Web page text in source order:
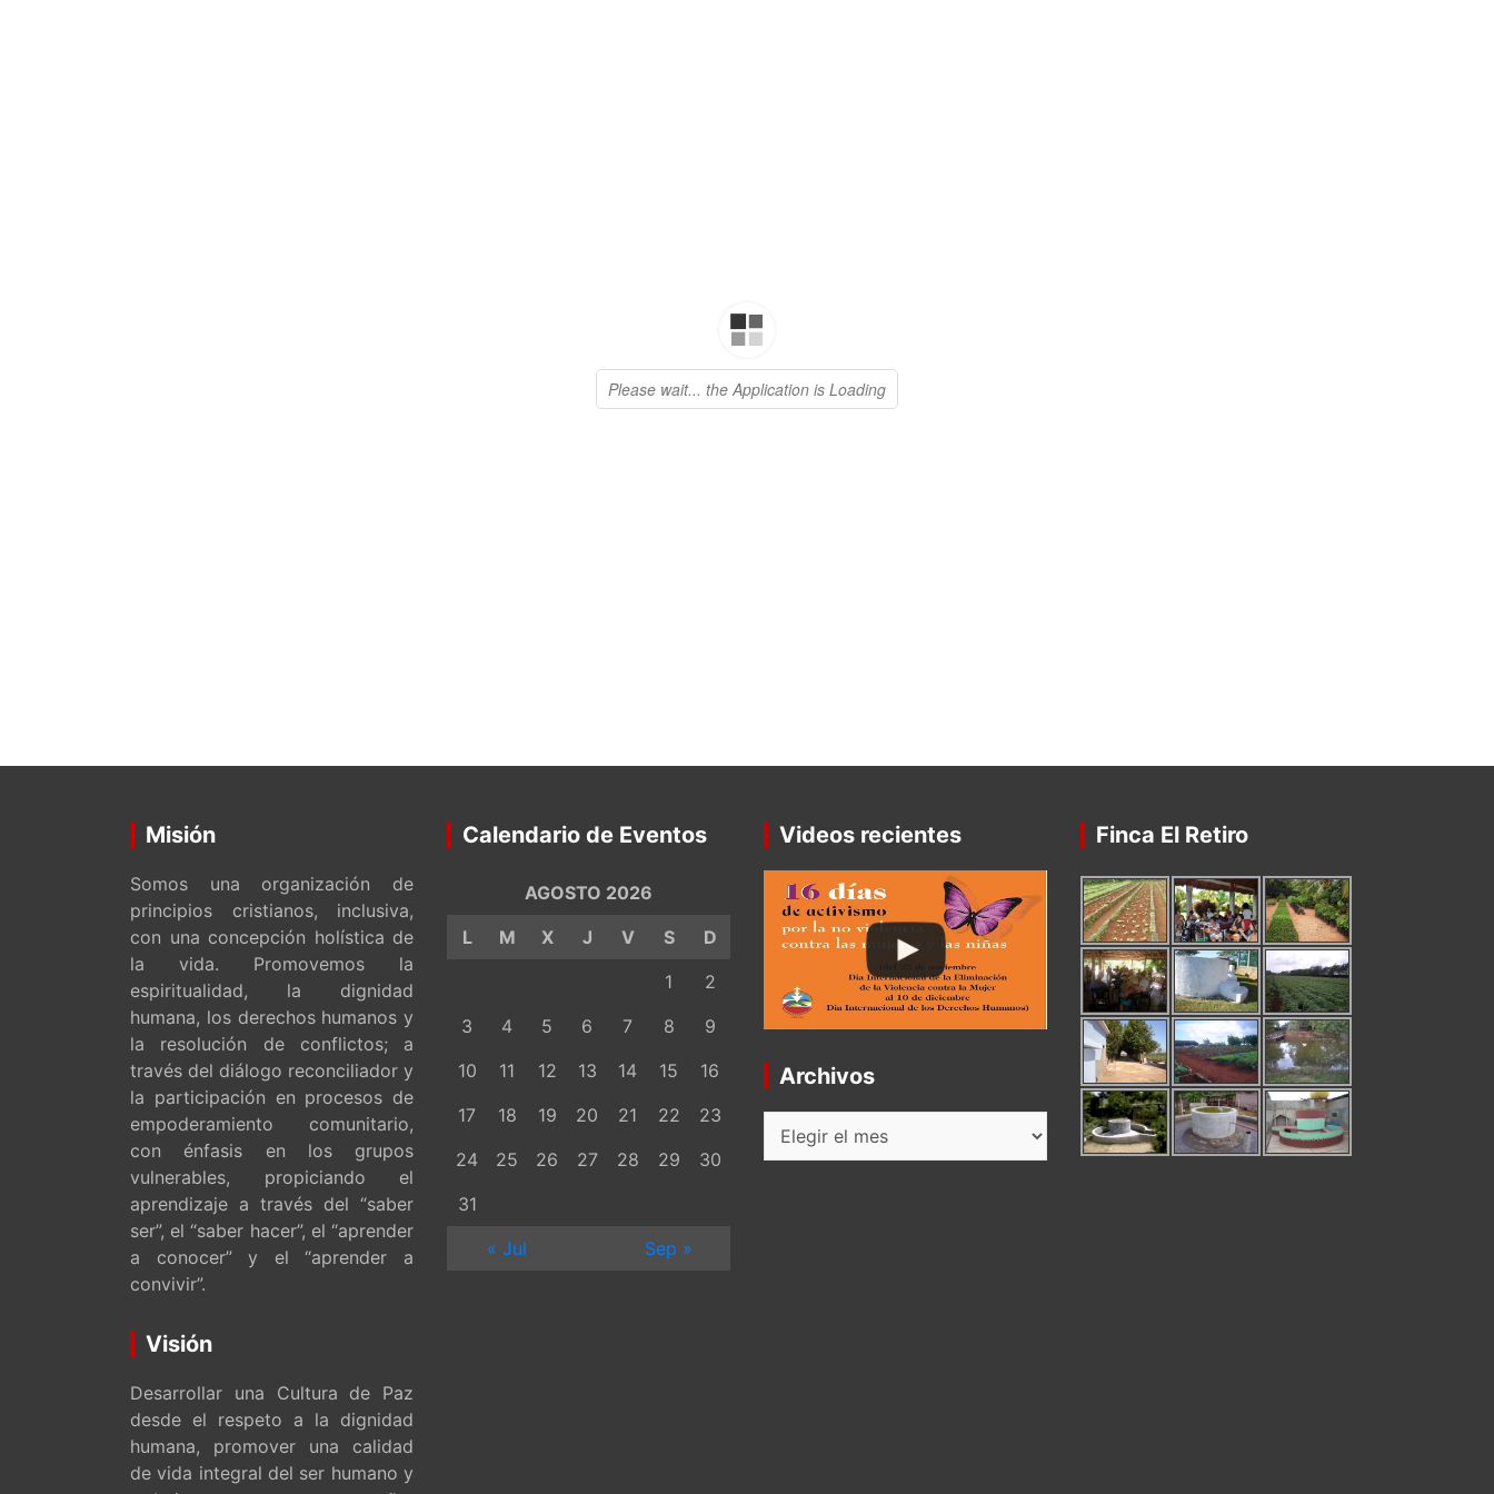
Misión
Somos una organización de
principios cristianos, inclusiva,
con una concepción holística de
la vida. Promovemos la
espiritualidad, la dignidad
humana, los derechos humanos y
la resolución de conflictos; a
través del diálogo reconciliador y
la participación en procesos de
empoderamiento comunitario,
con énfasis en los grupos
vulnerables, propiciando el
aprendizaje a través del “saber
ser”, el “saber hacer”, el “aprender
a conocer” y el “aprender a
convivir”.
Visión
Desarrollar una Cultura de Paz
desde el respeto a la dignidad
humana, promover una calidad
de vida integral del ser humano y
Calendario de Eventos
AGOSTO 2026
L
M X J V S
D
1
2
3
4 5 6 7 8
9
10
11 12 13 14 15
16
17
18 19 20 21 22
23
24
25 26 27 28 29
30
31
« Jul
Sep »
Videos recientes
Archivos
Archivos
Finca El Retiro